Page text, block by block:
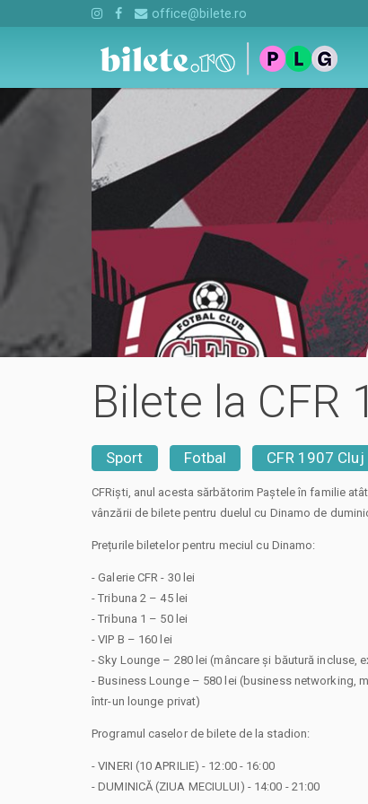
office@bilete.ro
Bilete la CFR
Sport Fotbal CFR 1907 Cluj
CFRiști, anul acesta sărbătorim Paștele în familie
vânzării de bilete pentru duelul cu Dinamo de
Prețurile biletelor pentru meciul cu Dinamo:
- Galerie CFR - 30 lei
- Tribuna 2 – 45 lei
- Tribuna 1 – 50 lei
- VIP B – 160 lei
- Sky Lounge – 280 lei (mâncare și băutură incluse,
- Business Lounge – 580 lei (business networking,
într-un lounge privat)
Programul caselor de bilete de la stadion:
- VINERI (10 APRILIE) - 12:00 - 16:00
- DUMINICĂ (ZIUA MECIULUI) - 14:00 - 21:00